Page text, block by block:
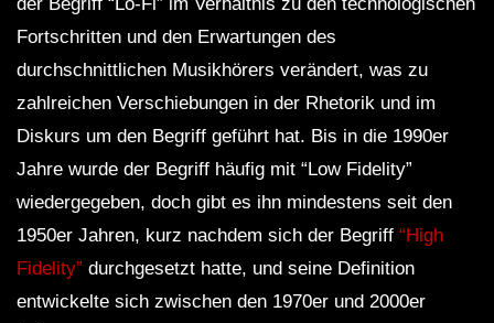
Fortschritten und den Erwartungen des
durchschnittlichen Musikhörers verändert, was zu
zahlreichen Verschiebungen in der Rhetorik und im
Diskurs um den Begriff geführt hat. Bis in die 1990er
Jahre wurde der Begriff häufig mit “Low Fidelity”
wiedergegeben, doch gibt es ihn mindestens seit den
1950er Jahren, kurz nachdem sich der Begriff “High
Fidelity” durchgesetzt hatte, und seine Definition
entwickelte sich zwischen den 1970er und 2000er